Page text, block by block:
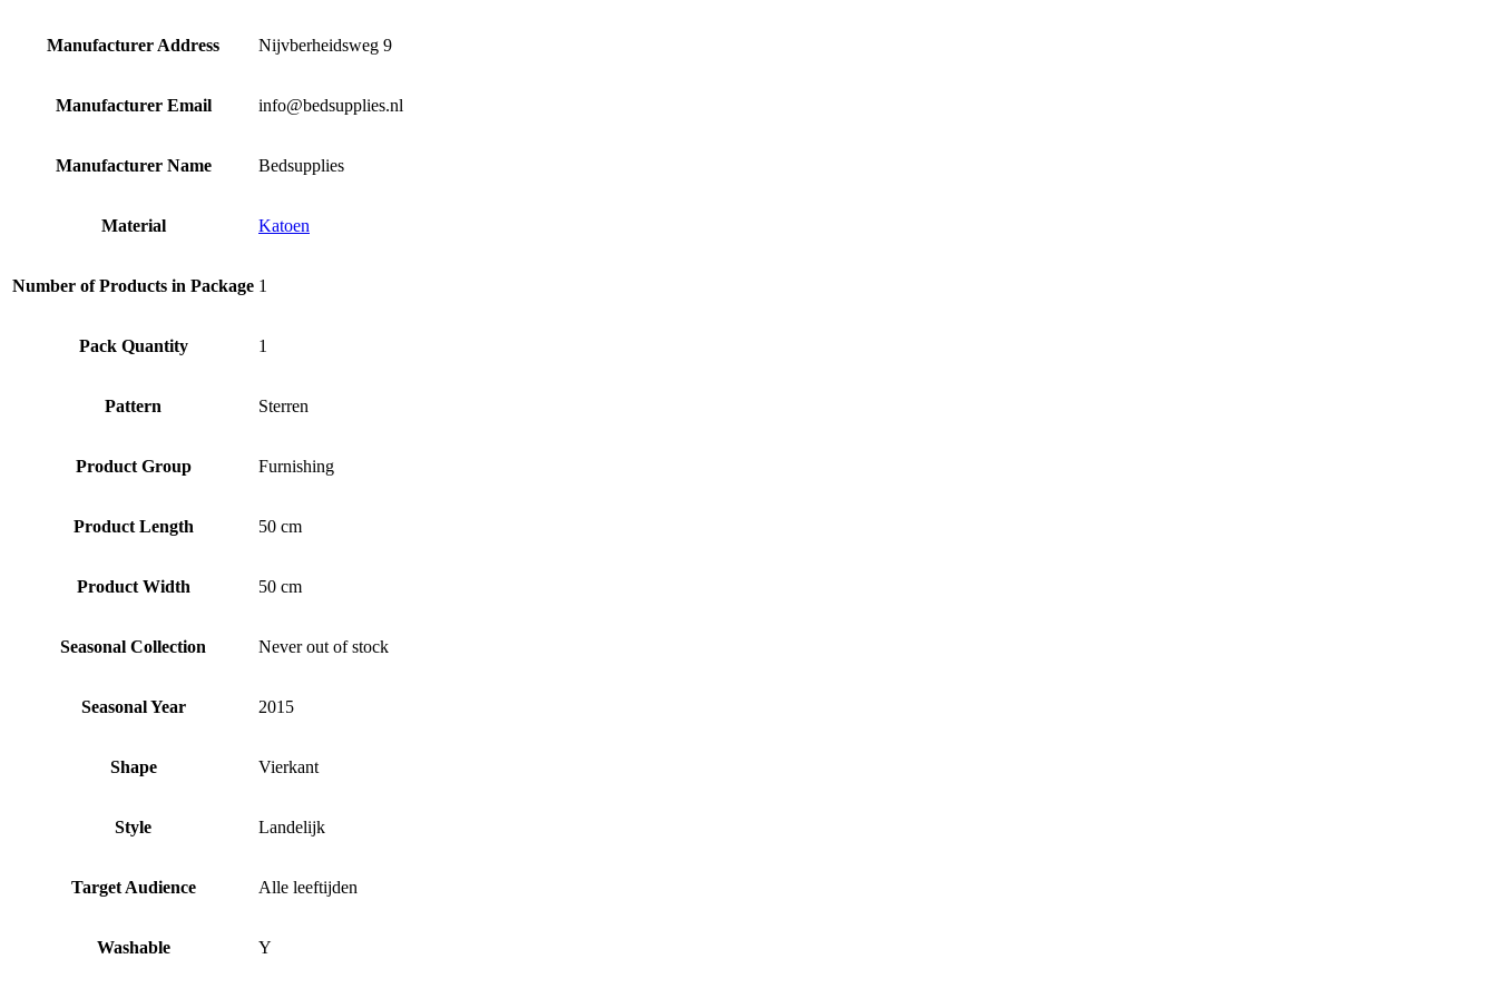
Manufacturer Address Nijvberheidsweg 9
Manufacturer Email info@bedsupplies.nl
Manufacturer Name Bedsupplies
Material Katoen
Number of Products in Package 1
Pack Quantity 1
Pattern Sterren
Product Group Furnishing
Product Length 50 cm
Product Width 50 cm
Seasonal Collection Never out of stock
Seasonal Year 2015
Shape Vierkant
Style Landelijk
Target Audience Alle leeftijden
Washable Y